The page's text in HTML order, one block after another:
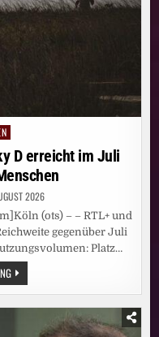
D erreicht im Juli
2026
(ots) – – RTL+ und
gegenüber Juli
Platz…
GEMEINSAM
STARK:
RTL+
SKY
ERREICHT